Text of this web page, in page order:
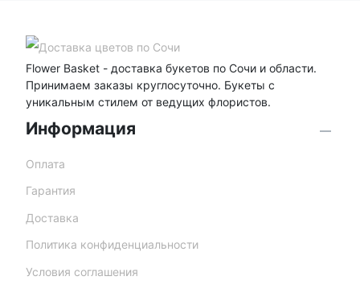
Flower Basket - доставка букетов по Сочи и области.
Принимаем заказы круглосуточно. Букеты с
уникальным стилем от ведущих флористов.
Информация
Оплата
Гарантия
Доставка
Политика конфиденциальности
Условия соглашения